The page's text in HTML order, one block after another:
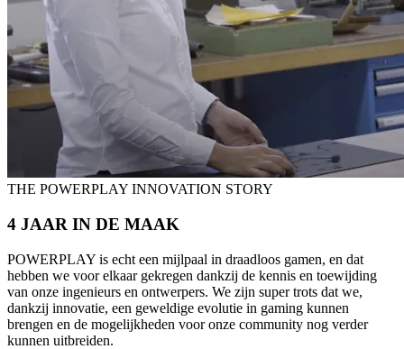
THE POWERPLAY INNOVATION STORY
4 JAAR IN DE MAAK
POWERPLAY is echt een mijlpaal in draadloos gamen, en dat
hebben we voor elkaar gekregen dankzij de kennis en toewijding
van onze ingenieurs en ontwerpers. We zijn super trots dat we,
dankzij innovatie, een geweldige evolutie in gaming kunnen
brengen en de mogelijkheden voor onze community nog verder
kunnen uitbreiden.